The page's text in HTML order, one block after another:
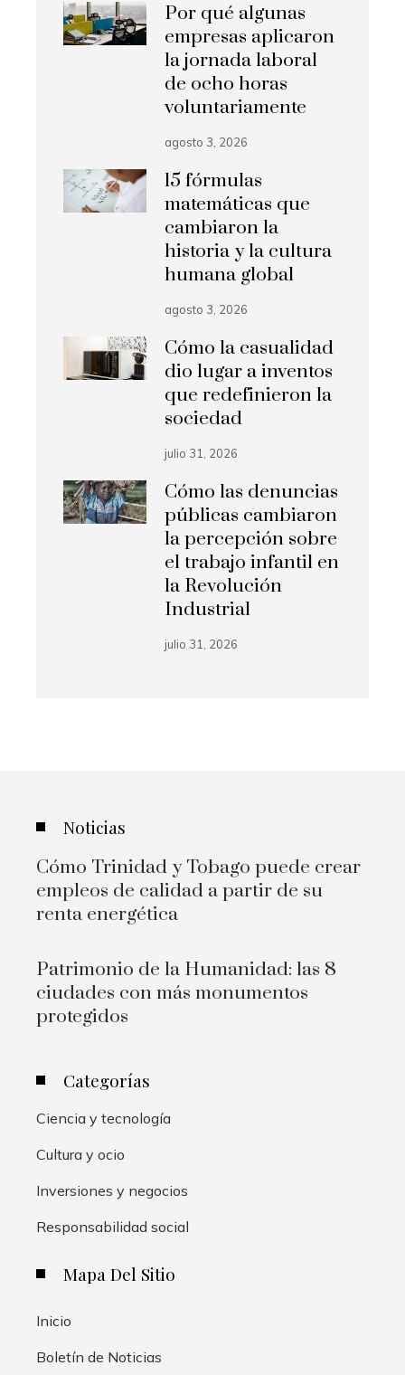
Por qué algunas
empresas aplicaron
la jornada laboral
de ocho horas
voluntariamente
agosto 3, 2026
15 fórmulas
matemáticas que
cambiaron la
historia y la cultura
humana global
agosto 3, 2026
Cómo la casualidad
dio lugar a inventos
que redefinieron la
sociedad
julio 31, 2026
Cómo las denuncias
públicas cambiaron
la percepción sobre
el trabajo infantil en
la Revolución
Industrial
julio 31, 2026
Noticias
Cómo Trinidad y Tobago puede crear
empleos de calidad a partir de su
renta energética
Patrimonio de la Humanidad: las 8
ciudades con más monumentos
protegidos
Categorías
Ciencia y tecnología
Cultura y ocio
Inversiones y negocios
Responsabilidad social
Mapa Del Sitio
Inicio
Boletín de Noticias